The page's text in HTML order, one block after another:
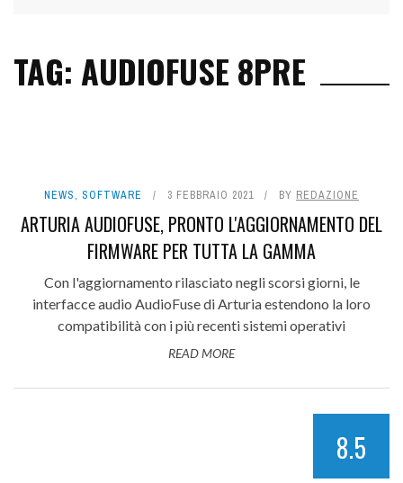
TAG: AUDIOFUSE 8PRE
NEWS, SOFTWARE 3 FEBBRAIO 2021 BY REDAZIONE
ARTURIA AUDIOFUSE, PRONTO L'AGGIORNAMENTO DEL
FIRMWARE PER TUTTA LA GAMMA
Con l'aggiornamento rilasciato negli scorsi giorni, le
interfacce audio AudioFuse di Arturia estendono la loro
compatibilità con i più recenti sistemi operativi
READ MORE
8.5